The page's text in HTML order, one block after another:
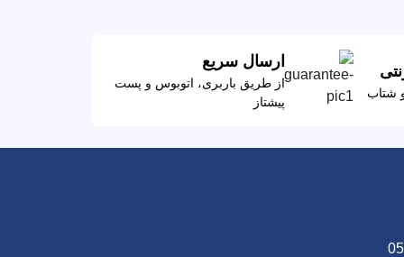
شتاب
ارسال سریع
از طریق باربری، اتوبوس و پست
پیشتاز